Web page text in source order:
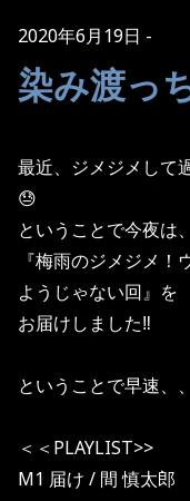
2020年6月19日
染み渡っ
最近、ジメジメして
😓
ということで今夜は、
『梅雨のジメジメ
ようじゃない回』を
お届けしました‼️
ということで早速、
＜＜ PLAYLIST>>
M1 届け / 間 慎太郎